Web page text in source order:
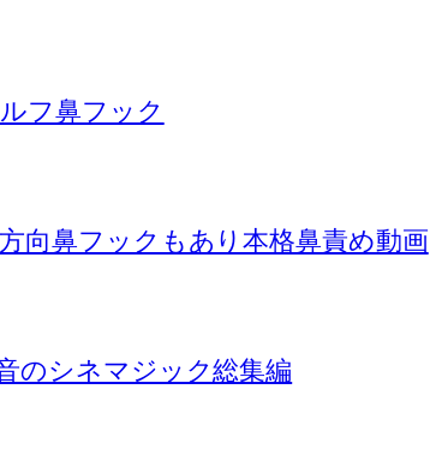
フ鼻フック
向鼻フックもあり本格鼻責め動画
のシネマジック総集編